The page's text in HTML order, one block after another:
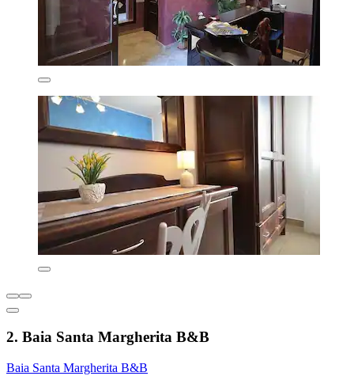
2. Baia Santa Margherita B&B
Baia Santa Margherita B&B